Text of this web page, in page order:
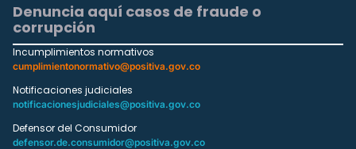
Denuncia aquí casos de fraude o
corrupción
Incumplimientos normativos
cumplimientonormativo@positiva.gov.co
Notificaciones judiciales
notificacionesjudiciales@positiva.gov.co
Defensor del Consumidor
defensor.de.consumidor@positiva.gov.co